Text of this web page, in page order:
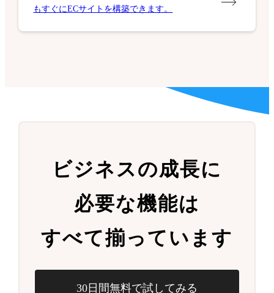
もすぐにECサイトを構築できます。
ビジネスの成長に
必要な機能は
すべて揃っています
30日間無料で試してみる